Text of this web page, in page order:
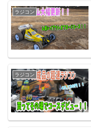
ラジコン
ラジコン